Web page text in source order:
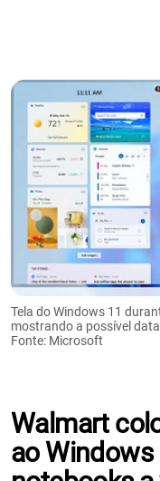
Tela do Windows 11
mostrando a possível
Fonte: Microsoft
Walmart
ao